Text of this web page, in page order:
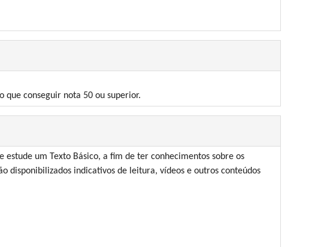
que conseguir nota 50 ou superior.
um Texto Básico, a fim de ter conhecimentos sobre os
disponibilizados indicativos de leitura, vídeos e outros conteúdos